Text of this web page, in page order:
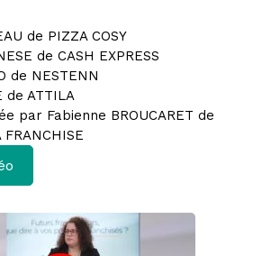
de PIZZA COSY
de CASH EXPRESS
de NESTENN
de ATTILA
par Fabienne BROUCARET de
FRANCHISE